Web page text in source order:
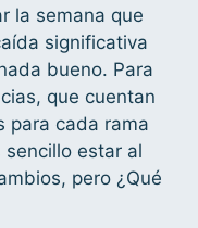
la semana que
significativa
bueno. Para
que cuentan
para cada rama
estar al
pero ¿Qué